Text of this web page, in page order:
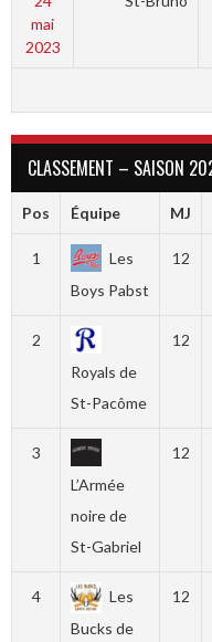
mai
2023
CLASSEMENT – SAISON
Pos Équipe MJ
1
Les
Boys Pabst
12
2
Royals de
St-Pacôme
12
3
L’Armée
noire de
St-Gabriel
12
4
Les
Bucks de
12